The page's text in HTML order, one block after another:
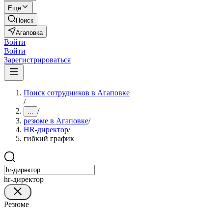
Ещё
Поиск
Агаповка
Войти
Войти
Зарегистрироваться
Поиск сотрудников в Агаповке
/
... /
резюме в Агаповке/
HR-директор/
гибкий график
hr-директор
Резюме